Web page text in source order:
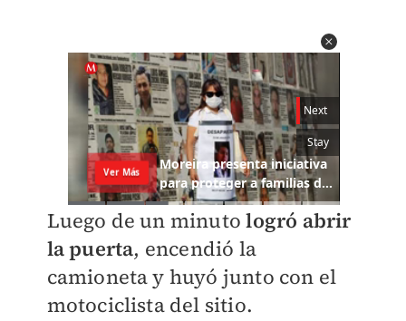
Luego de un minuto logró abrir
la puerta, encendió la
camioneta y huyó junto con el
motociclista del sitio.